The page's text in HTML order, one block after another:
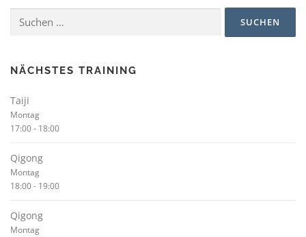
nach:
NÄCHSTES TRAINING
Taiji
Montag
17:00- 18:00
Qigong
Montag
18:00- 19:00
Qigong
Montag